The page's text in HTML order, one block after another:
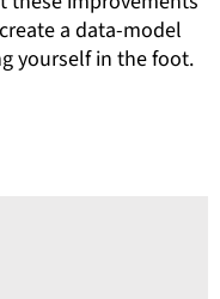
a data-model
yourself in the foot.